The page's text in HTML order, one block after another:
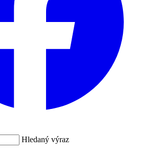
Hledaný výraz